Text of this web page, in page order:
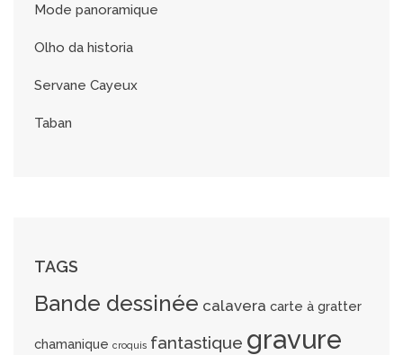
Mode panoramique
Olho da historia
Servane Cayeux
Taban
TAGS
Bande dessinée calavera carte à gratter
chamanique croquis fantastique gravure